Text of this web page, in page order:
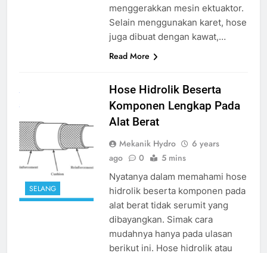
menggerakkan mesin ektuaktor.
Selain menggunakan karet, hose
juga dibuat dengan kawat,…
Read More
SELANG
Hose Hidrolik Beserta
Komponen Lengkap Pada
Alat Berat
Mekanik Hydro
6 years
ago
0 5 mins
Nyatanya dalam memahami hose
hidrolik beserta komponen pada
alat berat tidak serumit yang
dibayangkan. Simak cara
mudahnya hanya pada ulasan
berikut ini. Hose hidrolik atau